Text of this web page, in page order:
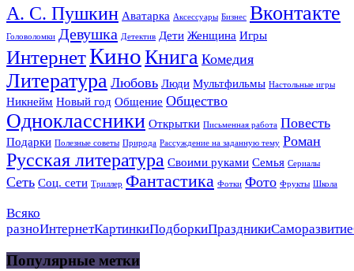
А. С. Пушкин Аватарка Аксессуары Бизнес Вконтакте
Головоломки Девушка Детектив Дети Женщина Игры
ИнтернетКиноКнига Комедия
Литература Любовь Люди Мультфильмы Настольные игры
Никнейм Новый год Общение Общество
Одноклассники Открытки Письменная работа Повесть
Подарки Полезные советы Природа Рассуждение на заданную тему Роман
Русская литература Своими руками Семья Сериалы
Сеть Соц. сети Триллер Фантастика Фотки Фото Фрукты Школа
Всяко
разноИнтернетКартинкиПодборкиПраздникиСаморазвитие
Популярные метки